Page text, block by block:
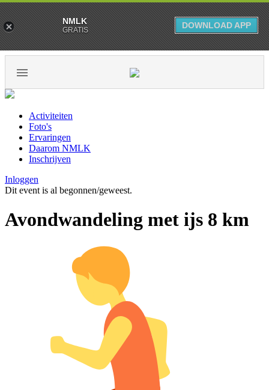
Activiteiten
Foto's
Ervaringen
Daarom NMLK
Inschrijven
Inloggen
Dit event is al begonnen/geweest.
Avondwandeling met ijs 8 km
NMLK
GRATIS DOWNLOAD APP